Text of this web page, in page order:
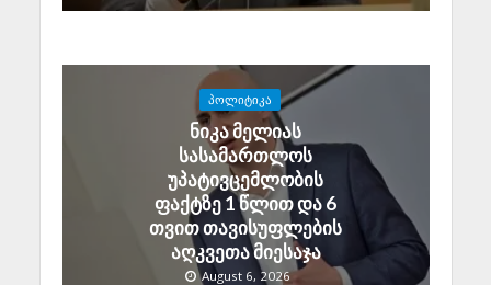
ᲞᲝᲚᲘᲢᲘᲙᲐ
ნიკა მელიას
სასამართლოს
უპატივცემლობის
ფაქტზე 1 წლით და 6
თვით თავისუფლების
აღკვეთა მიესაჯა
August 6, 2026